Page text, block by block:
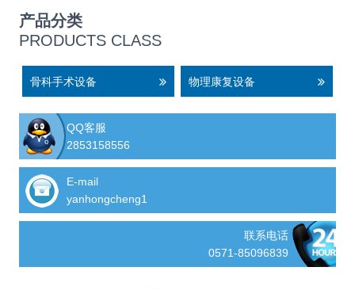
产品分类
PRODUCTS CLASS
骨科手术设备 物理康复设备
QQ客服
2853158556
E-mail
yanhongcheng1
联系电话
0571-85096839